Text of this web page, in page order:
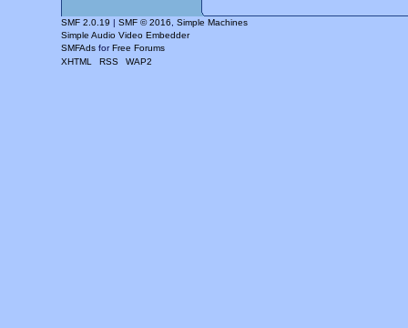
SMF 2.0.19 SMF © 2016, Simple Machines
Simple Audio Video Embedder
SMFAds for Free Forums
XHTML
RSS WAP2